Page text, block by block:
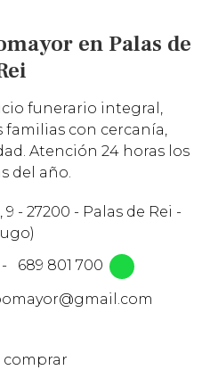
en Palas de
funerario integral,
familias con cercanía,
Atención 24 horas los
del año.
- 27200 - Palas de Rei -
-
689 801 700
comprar